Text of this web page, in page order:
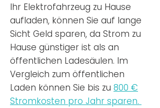
Ihr Elektrofahrzeug zu Hause
aufladen, können Sie auf lange
Sicht Geld sparen, da Strom zu
Hause günstiger ist als an
öffentlichen Ladesäulen. Im
Vergleich zum öffentlichen
Laden können Sie bis zu 800 €
Stromkosten pro Jahr sparen.